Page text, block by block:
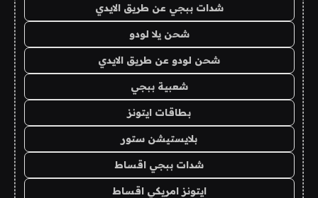
شدات ببجي عن طريق الايدي
شحن يلا لودو
شحن لودو عن طريق الايدي
شعبية ببجي
بطاقات ايتونز
بلايستيشن ستور
شدات ببجي اقساط
ايتونز امريكي اقساط